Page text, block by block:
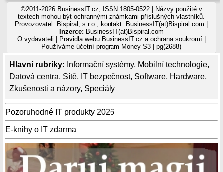
Hlavní rubriky: Informační systémy, Mobilní technologie,
Datová centra, Sítě, IT bezpečnost, Software, Hardware,
Zkušenosti a názory, Speciály
Pozoruhodné IT produkty 2026
E-knihy o IT zdarma
©2011-2026 BusinessIT.cz, ISSN 1805-0522 | Názvy použité v
textech mohou být ochrannými známkami příslušných vlastníků.
Provozovatel: Bispiral, s.r.o., kontakt: BusinessIT(at)Bispiral.com |
Inzerce: BusinessIT(at)Bispiral.com
O vydavateli
Pravidla webu BusinessIT.cz a ochrana soukromí|
Používámeúčetní program Money S3 | pg(2688)